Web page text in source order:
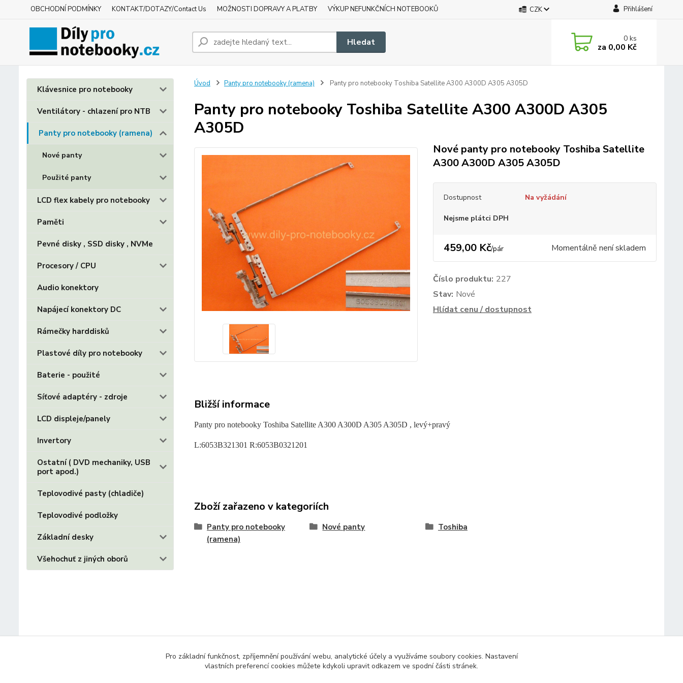
OBCHODNÍ PODMÍNKY KONTAKT/DOTAZY/Contact Us MOŽNOSTI DOPRAVY A PLATBY VÝKUP NEFUNKČNÍCH NOTEBOOKŮ CZK Přihlášení
Hledat 0ks
za 0,00 Kč
Klávesnice pro notebooky
Ventilátory - chlazení pro NTB
Panty pro notebooky (ramena)
Nové panty
Použité panty
LCD flex kabely pro notebooky
Paměti
Pevné disky , SSD disky , NVMe
Procesory / CPU
Audio konektory
Napájecí konektory DC
Rámečky harddisků
Plastové díly pro notebooky
Baterie - použité
Síťové adaptéry - zdroje
LCD displeje/panely
Invertory
Ostatní ( DVD mechaniky, USB
port apod.)
Teplovodivé pasty (chladiče)
Teplovodivé podložky
Základní desky
Všehochuť z jiných oborů
Úvod Panty pro notebooky (ramena) Panty pro notebooky Toshiba Satellite A300 A300D A305 A305D
Panty pro notebooky Toshiba Satellite A300 A300D A305
A305D
Nové panty pro notebooky Toshiba Satellite
A300 A300D A305 A305D
Dostupnost Na vyžádání
Nejsme plátci DPH
459,00 Kč/pár Momentálně není skladem
Číslo produktu: 227
Stav: Nové
Hlídat cenu / dostupnost
Bližší informace
Panty pro notebooky Toshiba Satellite A300 A300D A305 A305D , levý+pravý
L:6053B321301 R:6053B0321201
Zboží zařazeno v kategoriích
Panty pro notebooky
(ramena)
Nové panty Toshiba
Pro základní funkčnost, zpříjemnění používání webu, analytické účely a využíváme soubory cookies. Nastavení
vlastních preferencí cookies můžete kdykoli upravit odkazem ve spodní části stránek.